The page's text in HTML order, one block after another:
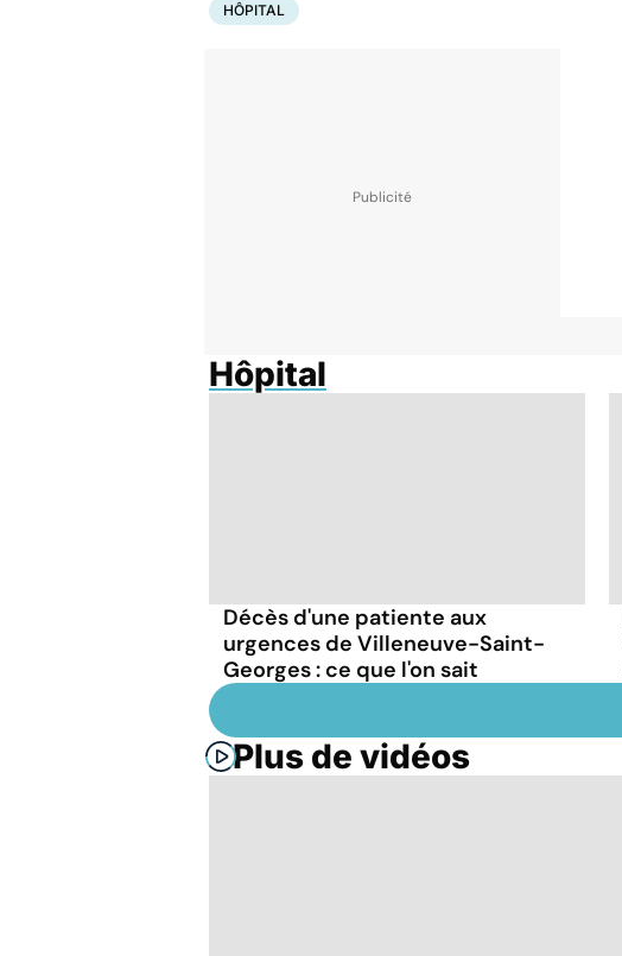
HÔPITAL
Hôpital
Décès d'une patiente aux
urgences de Villeneuve-Saint-
Georges : ce que l'on sait
Plus de vidéos